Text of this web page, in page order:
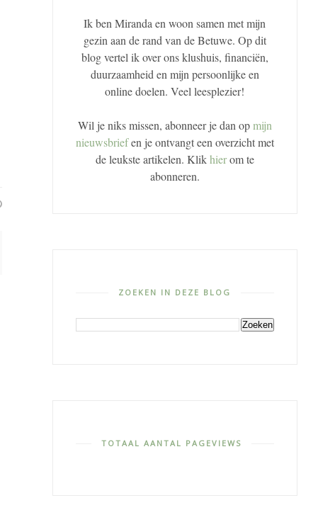
Ik ben Miranda en woon samen met mijn
gezin aan de rand van de Betuwe. Op dit
blog vertel ik over ons klushuis, financiën,
duurzaamheid en mijn persoonlijke en
online doelen. Veel leesplezier!
Wil je niks missen, abonneer je dan opmijn
nieuwsbriefen je ontvangt een overzicht met
de leukste artikelen. Klikhierom te
abonneren.
ZOEKEN IN DEZE BLOG
TOTAAL AANTAL PAGEVIEWS